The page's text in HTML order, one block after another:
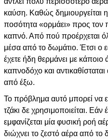
καύση. Καθώς δημιουργείται
ποσότητα «ορμάει» προς τον
καπνό. Από πού προέρχεται
μέσα από το δωμάτιο. Έτσι ο
έχετε ήδη θερμάνει με
καπνοδόχο και
από έξω.
Το πρόβλημα αυτό μπορεί να
τζάκι δε χρησιμοποιείται. Εάν
εμφανίζεται μία φυσική ροή
διώχνει το ζεστό αέρα από το